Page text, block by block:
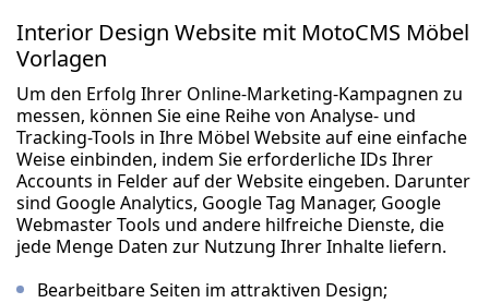
Interior Design Website mit MotoCMS Möbel
Vorlagen
Um den Erfolg Ihrer Online-Marketing-Kampagnen zu
messen, können Sie eine Reihe von Analyse- und
Tracking-Tools in Ihre Möbel Website auf eine einfache
Weise einbinden, indem Sie erforderliche IDs Ihrer
Accounts in Felder auf der Website eingeben. Darunter
sind Google Analytics, Google Tag Manager, Google
Webmaster Tools und andere hilfreiche Dienste, die
jede Menge Daten zur Nutzung Ihrer Inhalte liefern.
Bearbeitbare Seiten im attraktiven Design;